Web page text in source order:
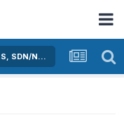
Активное оборудование Ethernet, IP, MPLS, SDN/NFV...